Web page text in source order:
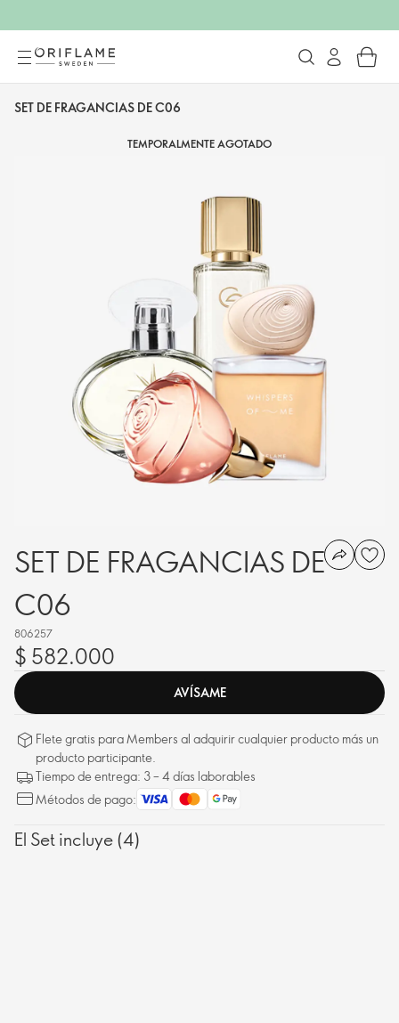
SET DE FRAGANCIAS DE C06
TEMPORALMENTE AGOTADO
SET DE FRAGANCIAS DE
C06
806257
$ 582.000
AVÍSAME
Flete gratis para Members al adquirir cualquier producto más un
producto participante.
Tiempo de entrega: 3 – 4 días laborables
Métodos de pago:
El Set incluye (4)